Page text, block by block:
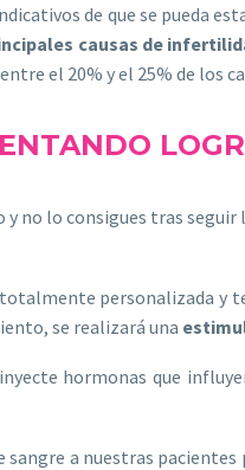
de que se pueda
causas de
el 20% y el 25% de los
lo consigues tras seguir
personalizada
se realizará una
hormonas que
sangre a nuestras